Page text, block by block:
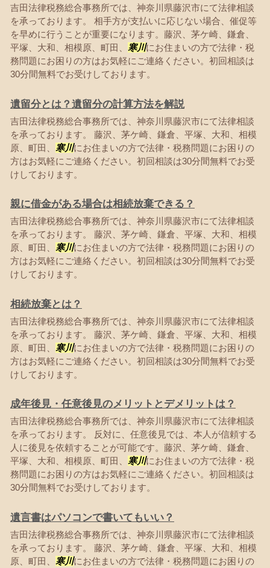
吉田法律税務総合事務所では、神奈川県藤沢市にて法律相談
を承っております。 相手方が支払いに応じない場合、催促等
を早めに行うことが重要になります。藤沢、茅ケ崎、鎌倉、
平塚、大和、相模原、町田、 寒川にお住まいの方で法律・税
務問題にお困りの方はお気軽にご連絡ください。初回相談は
30分間無料でお受けしております。
遺留分とは？遺留分の計算方法を解説
吉田法律税務総合事務所では、神奈川県藤沢市にて法律相談
を承っております。 藤沢、茅ケ崎、鎌倉、平塚、大和、相模
原、町田、 寒川にお住まいの方で法律・税務問題にお困りの
方はお気軽にご連絡ください。初回相談は30分間無料でお受
けしております。
親に借金がある場合は相続放棄できる？
吉田法律税務総合事務所では、神奈川県藤沢市にて法律相談
を承っております。 藤沢、茅ケ崎、鎌倉、平塚、大和、相模
原、町田、 寒川にお住まいの方で法律・税務問題にお困りの
方はお気軽にご連絡ください。初回相談は30分間無料でお受
けしております。
相続放棄とは？
吉田法律税務総合事務所では、神奈川県藤沢市にて法律相談
を承っております。 藤沢、茅ケ崎、鎌倉、平塚、大和、相模
原、町田、 寒川にお住まいの方で法律・税務問題にお困りの
方はお気軽にご連絡ください。初回相談は30分間無料でお受
けしております。
成年後見・任意後見のメリットとデメリットは？
吉田法律税務総合事務所では、神奈川県藤沢市にて法律相談
を承っております。 反対に、任意後見では、本人が信頼する
人に後見を依頼することが可能です。藤沢、茅ケ崎、鎌倉、
平塚、大和、相模原、町田、 寒川にお住まいの方で法律・税
務問題にお困りの方はお気軽にご連絡ください。初回相談は
30分間無料でお受けしております。
遺言書はパソコンで書いてもいい？
吉田法律税務総合事務所では、神奈川県藤沢市にて法律相談
を承っております。 藤沢、茅ケ崎、鎌倉、平塚、大和、相模
原、町田、 寒川にお住まいの方で法律・税務問題にお困りの